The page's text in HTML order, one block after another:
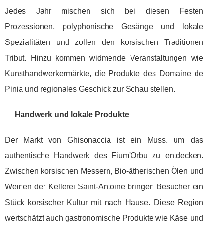
Jedes Jahr mischen sich bei diesen Festen
Prozessionen, polyphonische Gesänge und lokale
Spezialitäten und zollen den korsischen Traditionen
Tribut. Hinzu kommen widmende Veranstaltungen wie
Kunsthandwerkermärkte, die Produkte des Domaine de
Pinia und regionales Geschick zur Schau stellen.
Handwerk und lokale Produkte
Der Markt von Ghisonaccia ist ein Muss, um das
authentische Handwerk des Fium'Orbu zu entdecken.
Zwischen korsischen Messern, Bio-ätherischen Ölen und
Weinen der Kellerei Saint-Antoine bringen Besucher ein
Stück korsischer Kultur mit nach Hause. Diese Region
wertschätzt auch gastronomische Produkte wie Käse und